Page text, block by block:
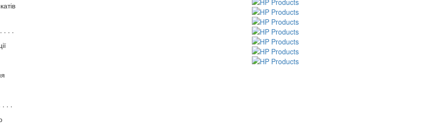
. . .
. . .